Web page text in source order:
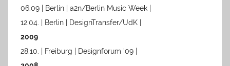
06.09 | Berlin | a2n/Berlin Music Week |
12.04. | Berlin | DesignTransfer/UdK |
2009
28.10. | Freiburg | Designforum '09 |